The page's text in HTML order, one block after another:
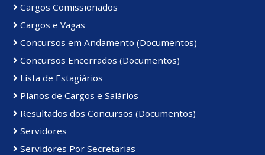
Cargos Comissionados
Cargos e Vagas
Concursos em Andamento (Documentos)
Concursos Encerrados (Documentos)
Lista de Estagiários
Planos de Cargos e Salários
Resultados dos Concursos (Documentos)
Servidores
Servidores Por Secretarias